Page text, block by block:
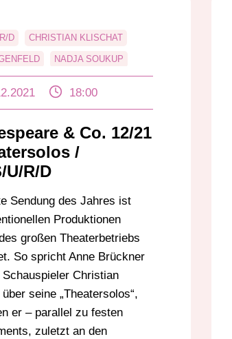
D CHRISTIAN KLISCHAT
NADJA SOUKUP
INC.
18:00
& Co. 12/21
/
U/R/D
Sendung des Jahres ist
Produktionen
großen Theaterbetriebs
So spricht Anne Brückner
Schauspieler Christian
seine „Theatersolos“,
er – parallel zu festen
zuletzt an den